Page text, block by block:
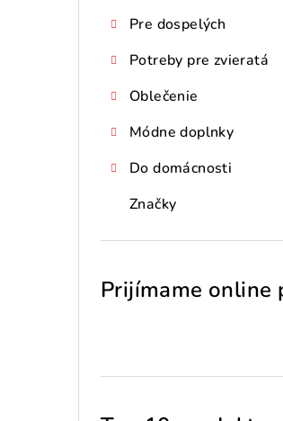
Pre dospelých
Potreby pre zvieratá
Oblečenie
Módne doplnky
Do domácnosti
Značky
Prijímame online